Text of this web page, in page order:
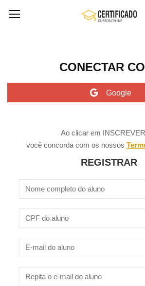
CONECTAR
Ao clicar em
você concorda com os nossos
REGISTRAR